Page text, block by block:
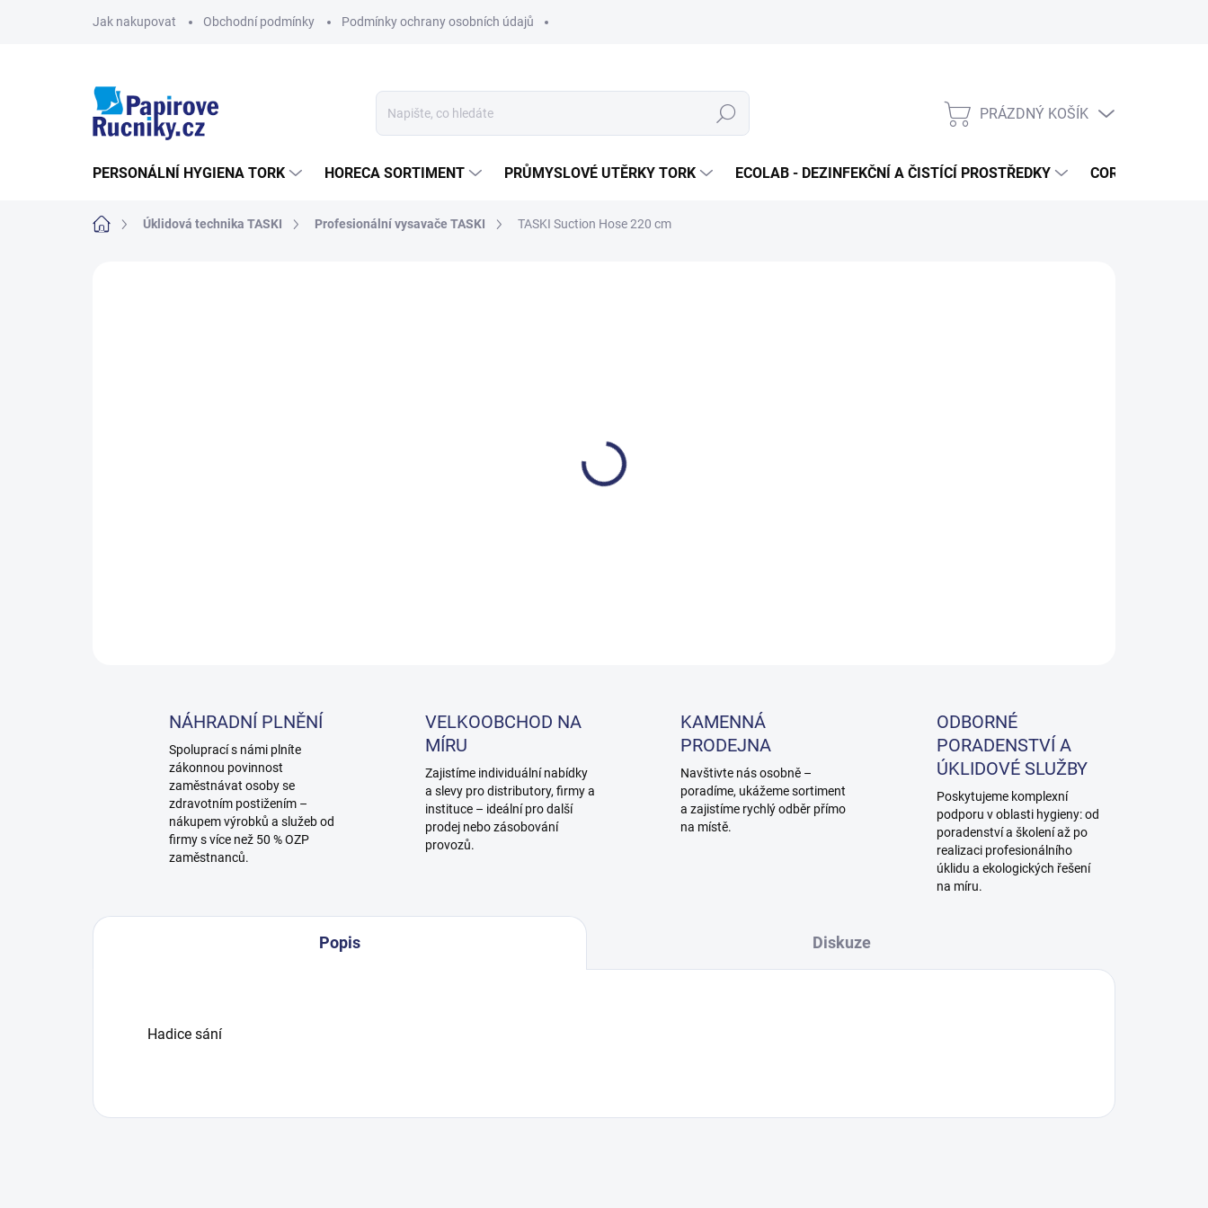
Jak nakupovat Obchodní podmínky Podmínky ochrany osobních údajů
Hledat
NÁKUPNÍ
PRÁZDNÝ KOŠÍK
PERSONÁLNÍ HYGIENA TORK HORECA SORTIMENT PRŮMYSLOVÉ UTĚRKY TORK ECOLAB - DEZINFEKČNÍ A ČISTÍCÍ PROSTŘEDKY CORMEN -
Domů Úklidová technika TASKI Profesionální vysavače TASKI TASKI Suction Hose 220 cm
NÁHRADNÍ PLNĚNÍ
Spoluprací s námi plníte
zákonnou povinnost
zaměstnávat osoby se
zdravotním postižením –
nákupem výrobků a služeb od
firmy s více než 50 % OZP
zaměstnanců.
VELKOOBCHOD NA
MÍRU
Zajistíme individuální nabídky
a slevy pro distributory, firmy a
instituce – ideální pro další
prodej nebo zásobování
provozů.
KAMENNÁ
PRODEJNA
Navštivte nás osobně –
poradíme, ukážeme sortiment
a zajistíme rychlý odběr přímo
na místě.
ODBORNÉ
PORADENSTVÍ A
ÚKLIDOVÉ SLUŽBY
Poskytujeme komplexní
podporu v oblasti hygieny: od
poradenství a školení až po
realizaci profesionálního
úklidu a ekologických řešení
na míru.
Popis Diskuze
Hadice sání